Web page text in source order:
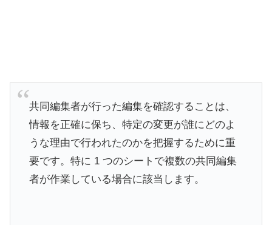
共同編集者が行った編集を確認することは、
情報を正確に保ち、特定の変更が誰にどのよ
うな理由で行われたのかを把握するために重
要です。特に 1 つのシートで複数の共同編集
者が作業している場合に該当します。